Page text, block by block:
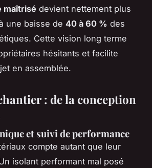
maîtrisé devient nettement plus
une baisse de 40 à 60 % des
Cette vision long terme
hésitants et facilite
en assemblée.
: de la conception
et suivi de performance
compte autant que leur
isolant performant mal posé